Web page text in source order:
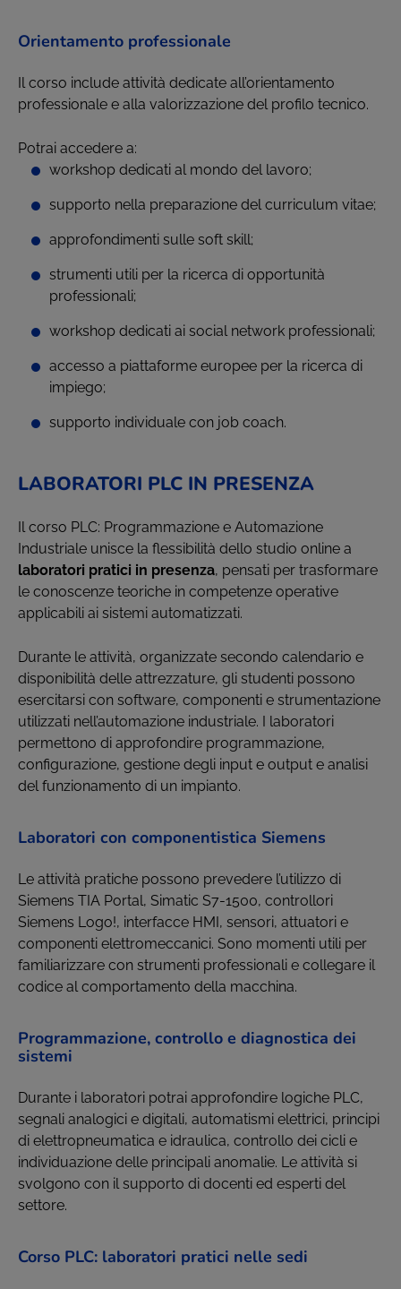
Orientamento professionale
Il corso include attività dedicate all’orientamento
professionale e alla valorizzazione del profilo tecnico.
Potrai accedere a:
workshop dedicati al mondo del lavoro;
supporto nella preparazione del curriculum vitae;
approfondimenti sulle soft skill;
strumenti utili per la ricerca di opportunità
professionali;
workshop dedicati ai social network professionali;
accesso a piattaforme europee per la ricerca di
impiego;
supporto individuale con job coach.
LABORATORI PLC IN PRESENZA
Il corso PLC: Programmazione e Automazione
Industriale unisce la flessibilità dello studio online a
laboratori pratici in presenza, pensati per trasformare
le conoscenze teoriche in competenze operative
applicabili ai sistemi automatizzati.
Durante le attività, organizzate secondo calendario e
disponibilità delle attrezzature, gli studenti possono
esercitarsi con software, componenti e strumentazione
utilizzati nell’automazione industriale. I laboratori
permettono di approfondire programmazione,
configurazione, gestione degli input e output e analisi
del funzionamento di un impianto.
Laboratori con componentistica Siemens
Le attività pratiche possono prevedere l’utilizzo di
Siemens TIA Portal, Simatic S7-1500, controllori
Siemens Logo!, interfacce HMI, sensori, attuatori e
componenti elettromeccanici. Sono momenti utili per
familiarizzare con strumenti professionali e collegare il
codice al comportamento della macchina.
Programmazione, controllo e diagnostica dei
sistemi
Durante i laboratori potrai approfondire logiche PLC,
segnali analogici e digitali, automatismi elettrici, principi
di elettropneumatica e idraulica, controllo dei cicli e
individuazione delle principali anomalie. Le attività si
svolgono con il supporto di docenti ed esperti del
settore.
Corso PLC: laboratori pratici nelle sedi